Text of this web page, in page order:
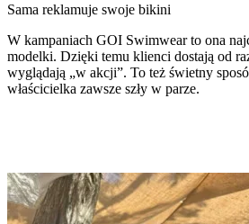
Sama reklamuje swoje bikini
W kampaniach GOI Swimwear to ona
modelki. Dzięki temu klienci dostają od
wyglądają „w akcji”. To też świetny
właścicielka zawsze szły w parze.